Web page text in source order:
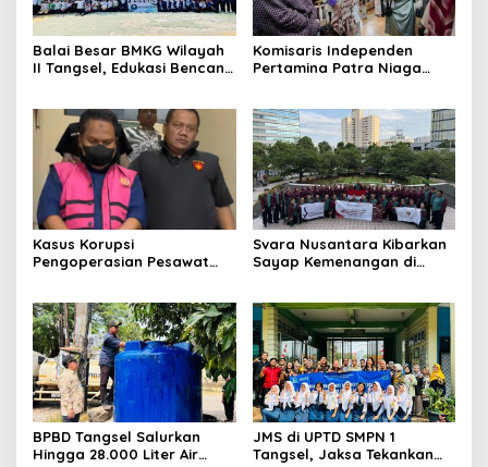
Balai Besar BMKG Wilayah
II Tangsel, Edukasi Bencana
23
Komisaris Independen
Pertamina Patra Niaga
Sentuhan Kemanusiaan dan
Keberlanjutan
Kasus Korupsi
Pengoperasian Pesawat
Tersangka
Svara Nusantara Kibarkan
Sayap Kemenangan di
BPBD Tangsel Salurkan
Hingga 28.000 Liter Air
JMS di UPTD SMPN 1
Tangsel, Jaksa Tekankan